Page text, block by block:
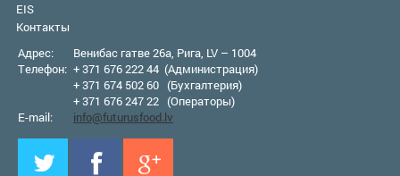
EIS
Контакты
Адрес:
Венибас гатве 26а, Рига, LV – 1004
Телефон: + 371 676 222 44 (Администрация)
+ 371 674 502 60 (Бухгалтерия)
+ 371 676 247 22 (Операторы)
E-mail:
info@futurusfood.lv